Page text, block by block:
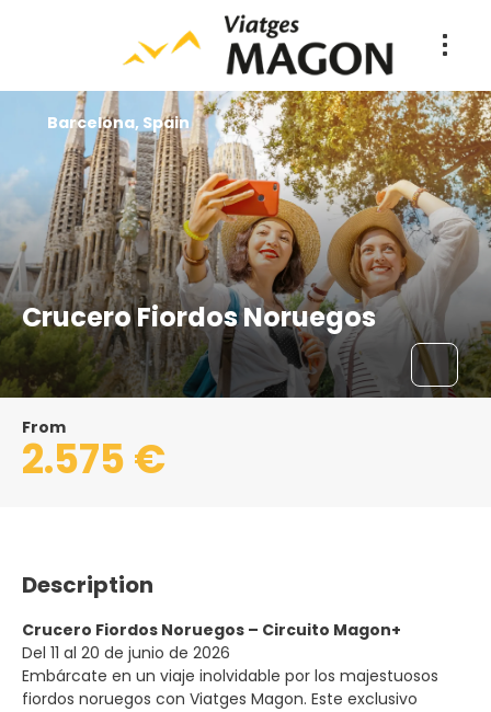
Crucero Fiordos Noruegos
Barcelona, Spain
From
2.575 €
Description
Crucero Fiordos Noruegos – Circuito Magon+
Del 11 al 20 de junio de 2026
Embárcate en un viaje inolvidable por los majestuosos
fiordos noruegos con Viatges Magon. Este exclusivo